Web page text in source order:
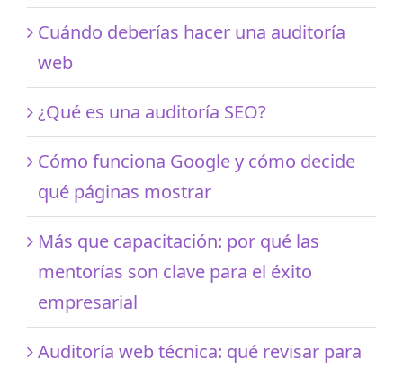
Cuándo deberías hacer una auditoría
web
¿Qué es una auditoría SEO?
Cómo funciona Google y cómo decide
qué páginas mostrar
Más que capacitación: por qué las
mentorías son clave para el éxito
empresarial
Auditoría web técnica: qué revisar para